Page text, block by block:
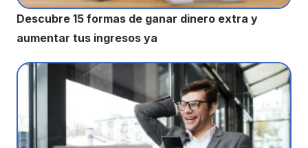
Descubre 15 formas de ganar dinero extra y
aumentar tus ingresos ya